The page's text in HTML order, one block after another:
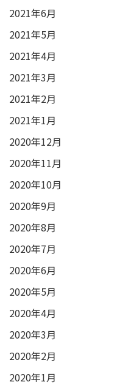
2021年6月
2021年5月
2021年4月
2021年3月
2021年2月
2021年1月
2020年12月
2020年11月
2020年10月
2020年9月
2020年8月
2020年7月
2020年6月
2020年5月
2020年4月
2020年3月
2020年2月
2020年1月